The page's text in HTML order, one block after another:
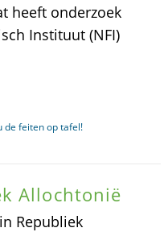
heeft onderzoek
Instituut (NFI)
de feiten op tafel!
Allochtonië
Republiek